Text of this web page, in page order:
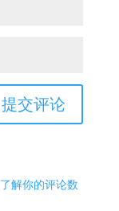
了解你的评论数